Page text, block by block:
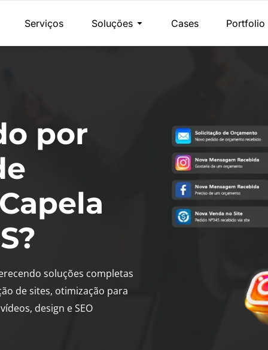
Serviços Soluções Cases Portfolio
por
soluções completas
de sites, otimização para
design e SEO